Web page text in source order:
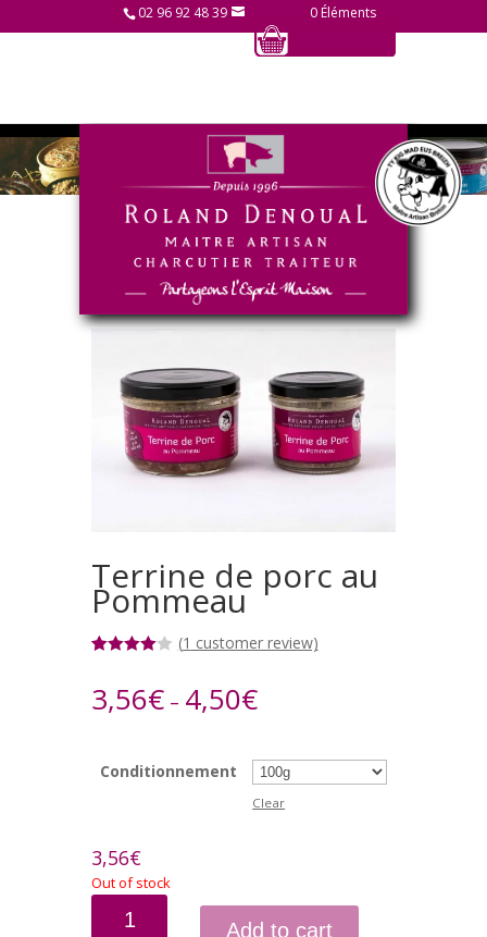
02 96 92 48 39 0 Éléments
/ Terrine de porc au
Terrine de porc au
Pommeau
of 5
based on
(1 customer review)
3,56€ – 4,50€
Conditionnement
Clear
3,56€
Out of stock
Add to cart